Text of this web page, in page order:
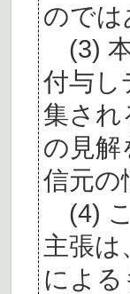
のでは
(3)
付与し
集され
の見解
信元の
(4)
主張は
によ